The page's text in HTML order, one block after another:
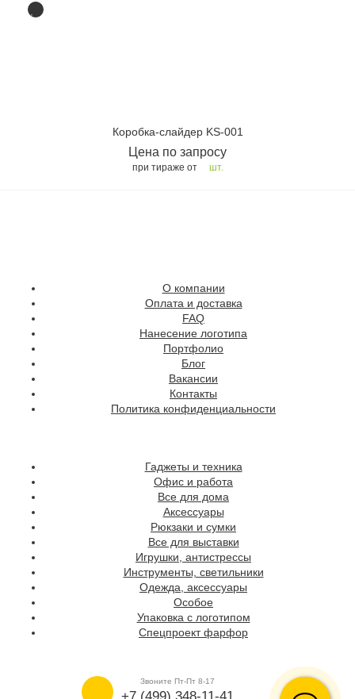
Коробка-слайдер KS-001
Цена по запросу
при тираже от шт.
О компании
Оплата и доставка
FAQ
Нанесение логотипа
Портфолио
Блог
Вакансии
Контакты
Политика конфиденциальности
Гаджеты и техника
Офис и работа
Все для дома
Аксессуары
Рюкзаки и сумки
Все для выставки
Игрушки, антистрессы
Инструменты, светильники
Одежда, аксессуары
Особое
Упаковка с логотипом
Спецпроект фарфор
Звоните Пт-Пт 8-17